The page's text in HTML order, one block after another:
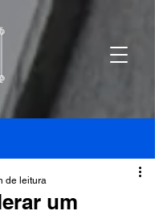
um
de leitura